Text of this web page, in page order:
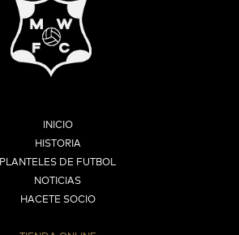
INICIO
HISTORIA
PLANTELES DE FUTBOL
NOTICIAS
HACETE SOCIO